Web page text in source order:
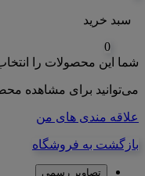
سبد خرید
0
شما این محصولات را
می‌توانید برای مشاهده
علاقه مندی های من
بازگشت به فروشگاه
تصاویر رسمی